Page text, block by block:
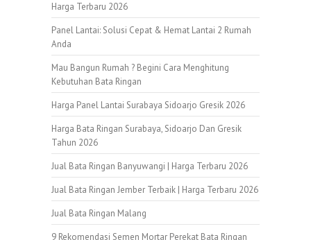
Harga Terbaru 2026
Panel Lantai: Solusi Cepat & Hemat Lantai 2 Rumah
Anda
Mau Bangun Rumah ? Begini Cara Menghitung
Kebutuhan Bata Ringan
Harga Panel Lantai Surabaya Sidoarjo Gresik 2026
Harga Bata Ringan Surabaya, Sidoarjo Dan Gresik
Tahun 2026
Jual Bata Ringan Banyuwangi | Harga Terbaru 2026
Jual Bata Ringan Jember Terbaik | Harga Terbaru 2026
Jual Bata Ringan Malang
9 Rekomendasi Semen Mortar Perekat Bata Ringan